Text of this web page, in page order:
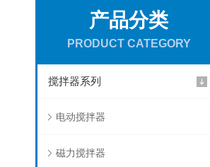
产品分类
PRODUCT CATEGORY
搅拌器系列
电动搅拌器
磁力搅拌器